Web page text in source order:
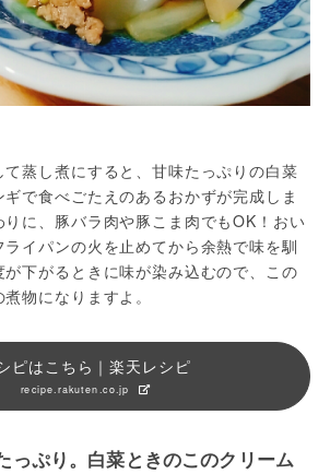
蒸し煮にすると、甘味たっぷりの白菜
で食べごたえのあるおかずが完成しま
に、豚バラ肉や豚こま肉でもOK！おい
ライパンの火を止めてから余熱で味を馴
下がるときに味が染み込むので、この
物になりますよ。
ピはこちら｜楽天レシピ
recipe.rakuten.co.jp
っぷり。白菜ときのこのクリーム